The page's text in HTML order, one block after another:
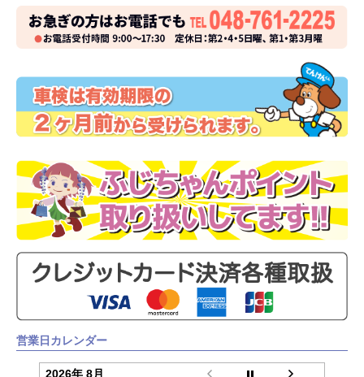
営業日カレンダー
2026年 8月